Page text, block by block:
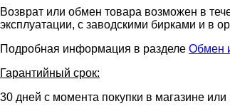
Возврат или обмен товара возможен в
эксплуатации, с заводскими бирками и в
Подробная информация в разделе Обмен
Гарантийный срок:
30 дней с момента покупки в магазине или